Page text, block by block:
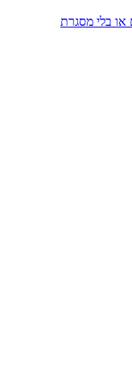
או בלי מסגרת